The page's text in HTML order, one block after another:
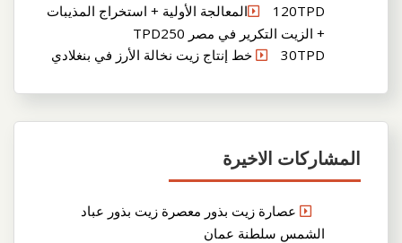
120TPDالمعالجة الأولية + استخراج المذيبات
+ الزيت التكرير في مصر TPD250
30TPD خط إنتاج زيت نخالة الأرز في بنغلادي
المشاركات الاخيرة
عصارة زيت بذور معصرة زيت بذور عباد
الشمس سلطنة عمان